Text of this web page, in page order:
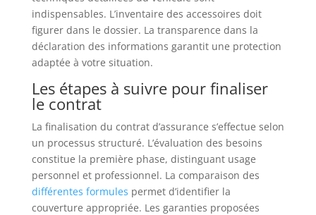
indispensables. L’inventaire des accessoires doit
figurer dans le dossier. La transparence dans la
déclaration des informations garantit une protection
adaptée à votre situation.
Les étapes à suivre pour finaliser
le contrat
La finalisation du contrat d’assurance s’effectue selon
un processus structuré. L’évaluation des besoins
constitue la première phase, distinguant usage
personnel et professionnel. La comparaison des
différentes formules permet d’identifier la
couverture appropriée. Les garanties proposées